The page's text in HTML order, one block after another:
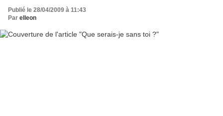
Publié le 28/04/2009 à 11:43
Par elleon